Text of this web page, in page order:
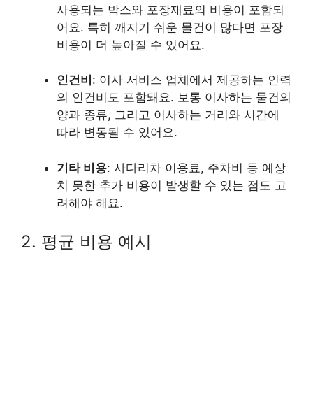
사용되는 박스와 포장재료의 비용이 포함되
어요. 특히 깨지기 쉬운 물건이 많다면 포장
비용이 더 높아질 수 있어요.
인건비 : 이사 서비스 업체에서 제공하는 인력
의 인건비도 포함돼요. 보통 이사하는 물건의
양과 종류, 그리고 이사하는 거리와 시간에
따라 변동될 수 있어요.
기타 비용: 사다리차 이용료, 주차비 등 예상
치 못한 추가 비용이 발생할 수 있는 점도 고
려해야 해요.
2. 평균 비용 예시